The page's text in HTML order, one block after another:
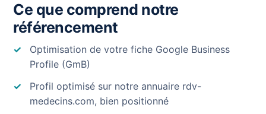
Ce que comprend notre
référencement
Optimisation de votre fiche Google Business
Profile (GmB)
Profil optimisé sur notre annuaire rdv-
medecins.com, bien positionné